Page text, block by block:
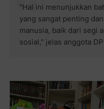
"Hal ini menunjukkan
yang sangat penting
manusia, baik dari segi
sosial," jelas anggota